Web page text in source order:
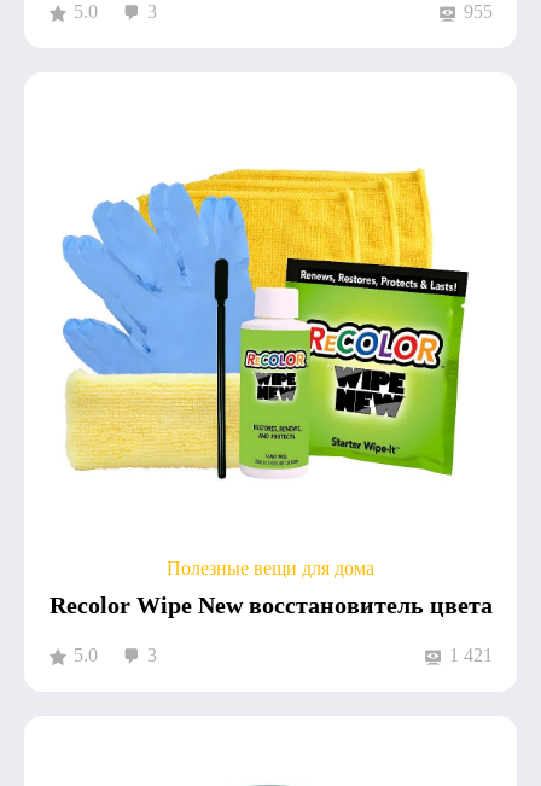
5.0 3 955
Полезные вещи для дома
Recolor Wipe New восстановитель цвета
5.0 3 1 421